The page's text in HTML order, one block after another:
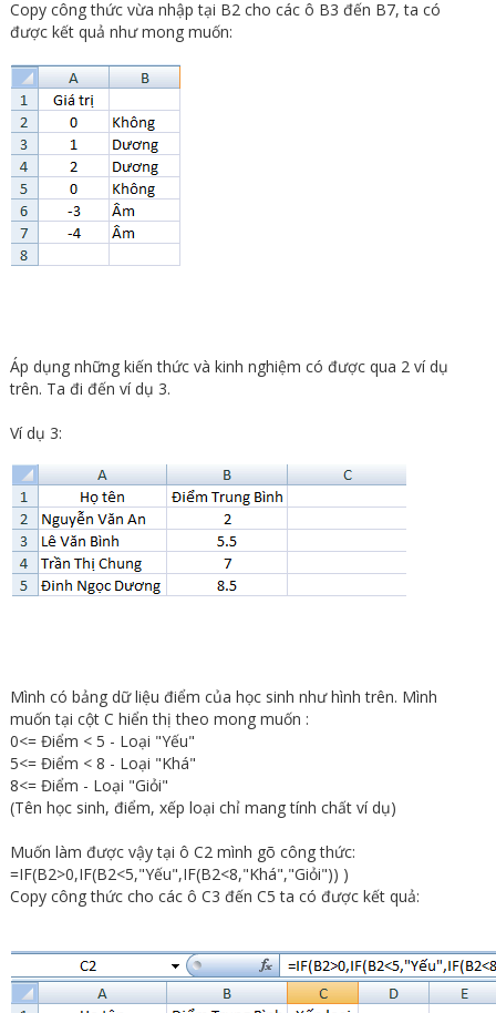
Copy công thức vừa nhập tại B2 cho các ô B3 đến B7, ta có
được kết quả như mong muốn:
Áp dụng những kiến thức và kinh nghiệm có được qua 2 ví dụ
trên. Ta đi đến ví dụ 3.
Ví dụ 3:
Mình có bảng dữ liệu điểm của học sinh như hình trên. Mình
muốn tại cột C hiển thị theo mong muốn :
0<= Điểm < 5 - Loại "Yếu"
5<= Điểm < 8 - Loại "Khá"
8<= Điểm - Loại "Giỏi"
(Tên học sinh, điểm, xếp loại chỉ mang tính chất ví dụ)
Muốn làm được vậy tại ô C2 mình gõ công thức:
=IF(B2>0,IF(B2<5,"Yếu",IF(B2<8,"Khá","Giỏi")) )
Copy công thức cho các ô C3 đến C5 ta có được kết quả: